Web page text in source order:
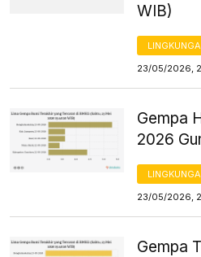
WIB)
23/05/2026,
Gempa
2026
23/05/2026,
Gempa